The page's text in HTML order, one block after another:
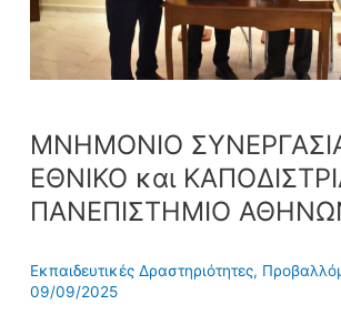
ΜΝΗΜΟΝΙΟ
ΕΘΝΙΚΟ και
ΠΑΝΕΠΙΣΤΗΜΙΟ
Εκπαιδευτικές Δραστηριότητες,
09/09/2025
(ΕΚΠΑ)